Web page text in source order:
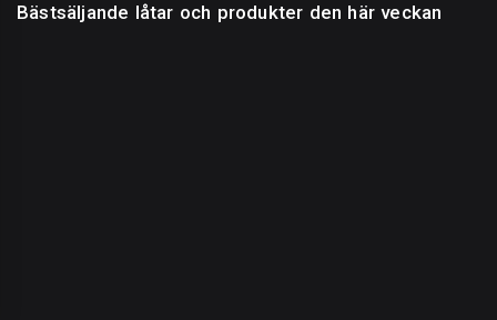
Bästsäljande låtar och produkter den här veckan